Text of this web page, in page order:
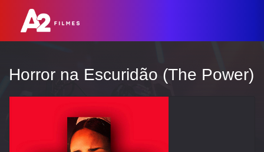
Horror na Escuridão (The Power)